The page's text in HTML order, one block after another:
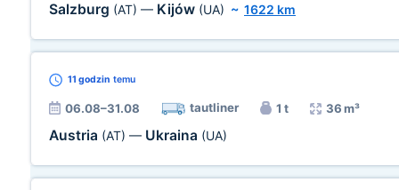
Salzburg (AT) — Kijów (UA) ~ 1622 km
11 godzin temu
06.08–31.08 tautliner 1 t 36 m³
Austria (AT) — Ukraina (UA)